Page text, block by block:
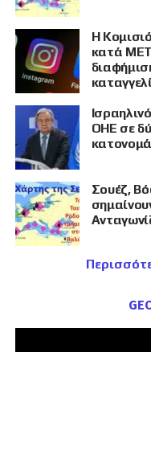
Η
κατά
ΟΗΕ σε
Σουέζ,